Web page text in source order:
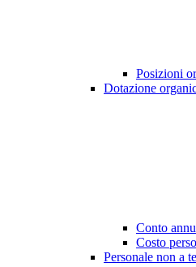
Posizioni
Dotazione
Conto
Costo
Personale non a